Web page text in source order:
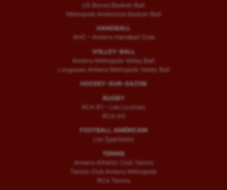
US Boves Basket-Ball
Métropole Amiénoise Basket-Ball
HANDBALL
AHC – Amiens Handball Club
VOLLEY-BALL
Amiens Métropole Volley Ball
Longueau Amiens Metropole Volley Ball
HOCKEY-SUR-GAZON
RUGBY
RCA (F) – Les Licornes
RCA (H)
FOOTBALL AMÉRICAIN
Les Spartiates
TENNIS
Amiens Athletic Club Tennis
Tennis Club Amiens Métropole
RCA Tennis